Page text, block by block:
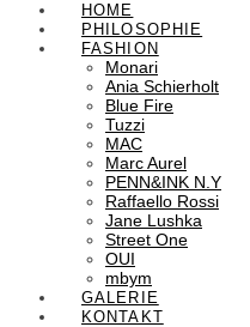
HOME
PHILOSOPHIE
FASHION
Monari
Ania Schierholt
Blue Fire
Tuzzi
MAC
Marc Aurel
PENN&INK N.Y
Raffaello Rossi
Jane Lushka
Street One
OUI
mbym
GALERIE
KONTAKT